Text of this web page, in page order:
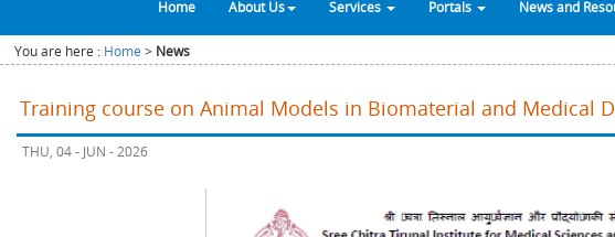
Home
About Us
Services
Portals
News and
You are here : Home > News
Training course on Animal Models in Biomaterial and Medical
THU, 04 - JUN - 2026